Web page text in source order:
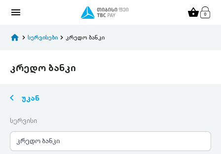
menu shopping_basket
home keyboard_arrow_right სერვისები keyboard_arrow_right კრედო ბანკი
კრედო ბანკი
keyboard_arrow_left უკან
სერვისი
კრედო ბანკი